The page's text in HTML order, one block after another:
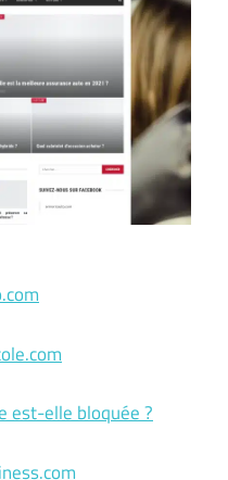
est-elle bloquée ?